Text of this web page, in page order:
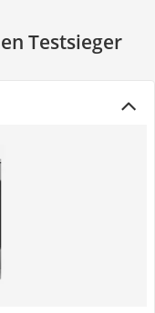
Testsieger